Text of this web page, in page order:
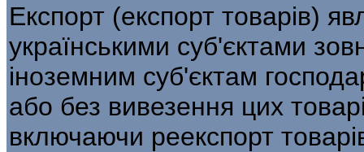
Експорт (експорт товарів)
українськи­ми суб'єктами
іноземним суб'єктам
або без вивезення цих
включаючи реекспорт